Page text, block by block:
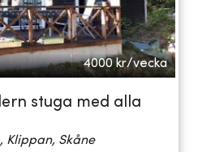
4000 kr/vecka
stuga med alla
Klippan, Skåne